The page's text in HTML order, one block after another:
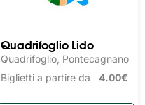
Quadrifoglio Lido
Quadrifoglio, Pontecagnano
Biglietti a partire da 4.00€